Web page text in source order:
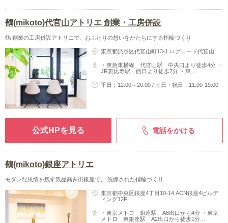
鶴(mikoto)代官山アトリエ 創業・工房併設
鶴 創業の工房併設アトリエで、おふたりの想いをかたちにする指輪づくり
東京都渋谷区代官山町13-1 ログロード代官山
・東急東横線 代官山駅 中央口より徒歩4分 ・
JR恵比寿駅 西口より徒歩7分 ・東…
平日：12:00～20:00 / 土日・祝日：11:00-19:00
公式HPを見る 電話をかける
鶴(mikoto)銀座アトリエ
モダンな風情を残す気品高き街銀座で、 洗練された指輪づくり
東京都中央区銀座4丁目10-14 ACN銀座4ビルデ
ィング12F
・東京メトロ 銀座駅 A6出口から4分 ・東京
メトロ 東銀座駅 A2出口から徒歩1分…